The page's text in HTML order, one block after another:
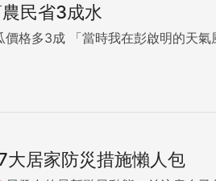
民省3成水
站，讓木瓜價格多3成 「當時我在彭
大居家防災措施懶人包